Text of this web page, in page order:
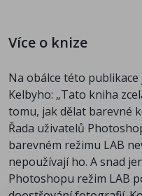
jak se liší zostření a
jak použít kanály A
lepších masek a
jak se dají využít
jen v LAB
jak co nejrychleji a
změnit barvu šatů a
jak pomocí
obličeje a dosáhnout
Více o knize
Na obálce této
Kelbyho: „Tato kniha
tomu, jak dělat barevné
Řada uživatelů
barevném režimu LAB
nepoužívají ho. A snad
Photoshopu režim LAB